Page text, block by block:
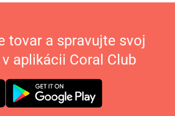
tovar a spravujte svoj
aplikácii Coral Club